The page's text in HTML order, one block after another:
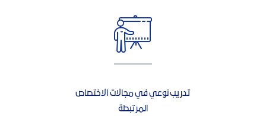
تدريب نوعي في مجالات الاختصاص
المرتبطة